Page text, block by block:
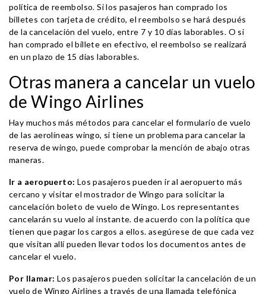
política de reembolso. Si los pasajeros han comprado los
billetes con tarjeta de crédito, el reembolso se hará después
de la cancelación del vuelo, entre 7 y 10 días laborables. O si
han comprado el billete en efectivo, el reembolso se realizará
en un plazo de 15 días laborables.
Otras manera a cancelar un vuelo
de Wingo Airlines
Hay muchos más métodos para cancelar el formulario de vuelo
de las aerolíneas wingo, si tiene un problema para cancelar la
reserva de wingo, puede comprobar la mención de abajo otras
maneras.
Ir a aeropuerto: Los pasajeros pueden ir al aeropuerto más
cercano y visitar el mostrador de Wingo para solicitar la
cancelación boleto de vuelo de Wingo. Los representantes
cancelarán su vuelo al instante. de acuerdo con la política que
tienen que pagar los cargos a ellos. asegúrese de que cada vez
que visitan allí pueden llevar todos los documentos antes de
cancelar el vuelo.
Por llamar: Los pasajeros pueden solicitar la cancelación de un
vuelo de Wingo Airlines a través de una llamada telefónica